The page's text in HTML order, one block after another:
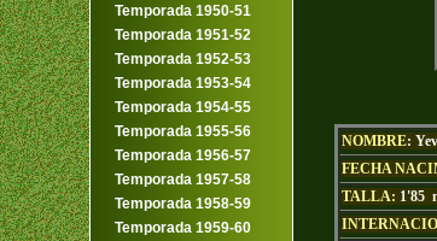
Temporada 1950-51
Temporada 1951-52
Temporada 1952-53
Temporada 1953-54
Temporada 1954-55
Temporada 1955-56
Temporada 1956-57
Temporada 1957-58
Temporada 1958-59
Temporada 1959-60
NOMBRE:
FECHA
TALLA: